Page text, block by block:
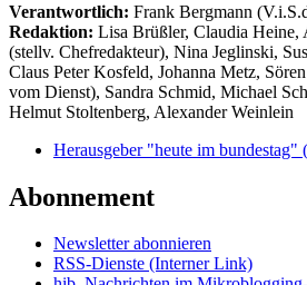
Verantwortlich: Frank Bergmann
Redaktion: Lisa Brüßler, Claudia Heine,
(stellv. Chefredakteur), Nina Jeglinski,
Claus Peter Kosfeld, Johanna Metz,
vom Dienst), Sandra Schmid, Michael
Helmut Stoltenberg, Alexander Weinlein
Herausgeber "heute im bundestag"
Abonnement
Newsletter abonnieren
RSS-Dienste (Interner Link)